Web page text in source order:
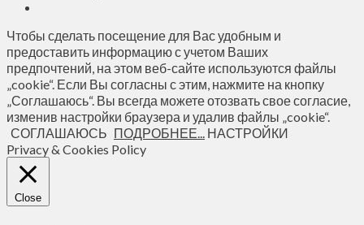
Чтобы сделать посещение для Вас удобным и
предоставить информацию с учетом Ваших
предпочтений, на этом веб-сайте используются файлы
„cookie“. Если Вы согласны с этим, нажмите на кнопку
„Соглашаюсь“. Вы всегда можете отозвать свое согласие,
изменив настройки браузера и удалив файлы „cookie“.
СОГЛАШАЮСЬ ПОДРОБНЕЕ... НАСТРОЙКИ
Privacy & Cookies Policy
Close